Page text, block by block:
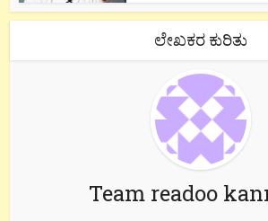
ಲೇಖಕರ ಕುರಿತು
Team readoo